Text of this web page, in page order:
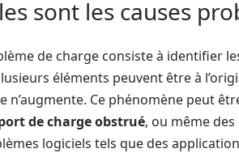
sont les causes
de charge consiste à identifier
éléments peuvent être à
Ce phénomène peut
de charge obstrué, ou même
logiciels tels que des